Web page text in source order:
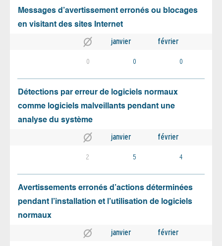
Messages d’avertissement erronés ou blocages
en visitant des sites Internet
janvier février
0 0 0
Détections par erreur de logiciels normaux
comme logiciels malveillants pendant une
analyse du système
janvier février
2 5 4
Avertissements erronés d’actions déterminées
pendant l’installation et l’utilisation de logiciels
normaux
janvier février